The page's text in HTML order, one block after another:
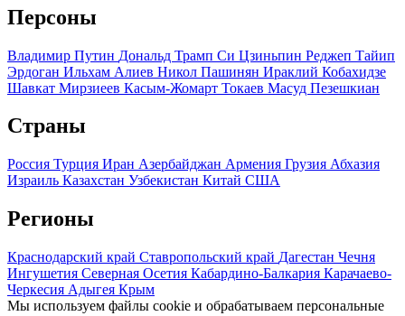
Персоны
Владимир Путин Дональд Трамп Си Цзиньпин Реджеп Тайип
Эрдоган Ильхам Алиев Никол Пашинян Ираклий Кобахидзе
Шавкат Мирзиеев Касым-Жомарт Токаев Масуд Пезешкиан
Страны
Россия Турция Иран Азербайджан Армения Грузия Абхазия
Израиль Казахстан Узбекистан Китай США
Регионы
Краснодарский край Ставропольский край Дагестан Чечня
Ингушетия Северная Осетия Кабардино-Балкария Карачаево-
Черкесия Адыгея Крым
Мы используем файлы cookie и обрабатываем персональные